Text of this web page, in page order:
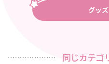
グッ
同じカテゴ